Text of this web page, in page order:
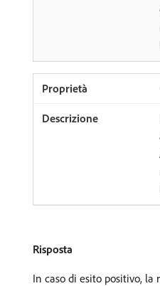
Risposta
In caso di esito positivo, la